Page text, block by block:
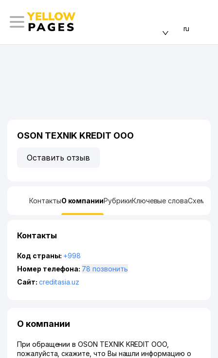
ru
OSON TEXNIK KREDIT ООО
Оставить отзыв
КонтактыО компанииРубрикиКлючевые словаСхема
Контакты
Код страны: +998
Номер телефона:
78 позвонить
Сайт: creditasia.uz
О компании
При обращении в OSON TEXNIK KREDIT ООО,
пожалуйста, скажите, что Вы нашли информацию о